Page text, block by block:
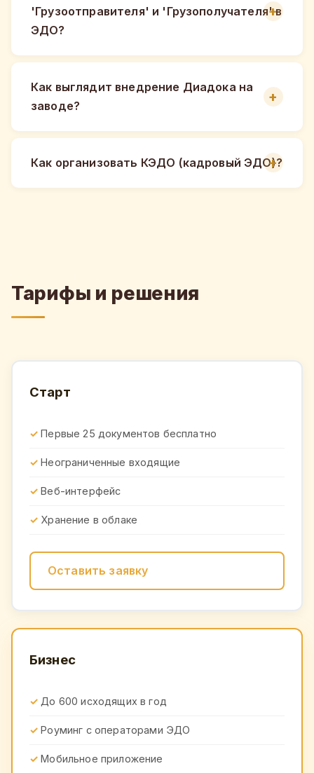
'Грузоотправителя' и 'Грузополучателя' в
ЭДО?
Как выглядит внедрение Диадока на
заводе?
Как организовать КЭДО (кадровый ЭДО)?
Тарифы и решения
Старт
Первые 25 документов бесплатно
Неограниченные входящие
Веб-интерфейс
Хранение в облаке
Оставить заявку
Бизнес
До 600 исходящих в год
Роуминг с операторами ЭДО
Мобильное приложение